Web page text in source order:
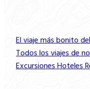
El viaje más bonito
Todos los viajes de
ExcursionesHoteles